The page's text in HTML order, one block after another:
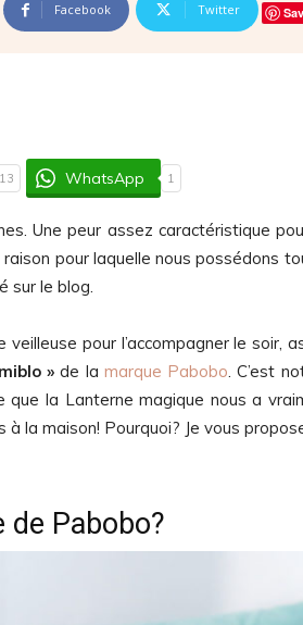
Facebook Twitter
13 WhatsApp 1
Une peur assez caractéristique
pour laquelle nous possédons
sur le blog.
pour l’accompagner le soir,
» de la marque Pabobo. C’est
la Lanterne magique nous a
la maison! Pourquoi? Je vous
de Pabobo?